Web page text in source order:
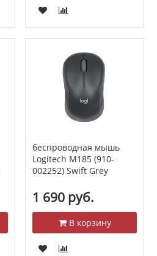
беспроводная мышь
Logitech M185 (910-
002252) Swift Grey
1 690 руб.
В корзину